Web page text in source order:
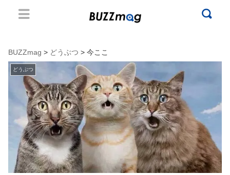
BUZZmag > どうぶつ > 今ここ
どうぶつ